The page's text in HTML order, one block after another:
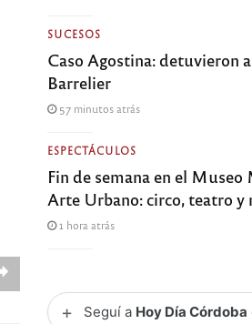
SUCESOS
Caso Agostina: detuvieron
Barrelier
57 minutos atrás
ESPECTÁCULOS
Fin de semana en el
Arte Urbano: circo, teatro y
1 hora atrás
+ Seguí a Hoy Día Córdoba